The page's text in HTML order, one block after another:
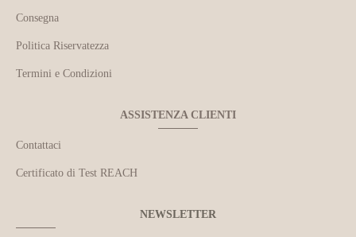
Consegna
Politica Riservatezza
Termini e Condizioni
ASSISTENZA CLIENTI
Contattaci
Certificato di Test REACH
NEWSLETTER